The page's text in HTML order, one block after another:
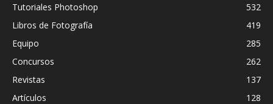
Tutoriales Photoshop
532
Libros de Fotografía
419
Equipo
285
Concursos
262
Revistas
137
Artículos
128